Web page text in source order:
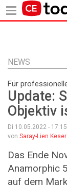
Inhalt
NEWS
Für
Update:
Objektiv
Di 10.05.2022 - 17:15
von Saray-Lien Keser
Das Ende
Anamorphic
auf dem